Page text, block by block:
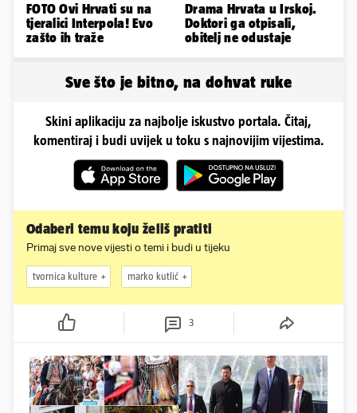
FOTO Ovi Hrvati su na
tjeralici Interpola! Evo
zašto ih traže
Drama Hrvata u Irskoj.
Doktori ga otpisali,
obitelj ne odustaje
Sve što je bitno, na dohvat ruke
Skini aplikaciju za najbolje iskustvo portala. Čitaj,
komentiraj i budi uvijek u toku s najnovijim vijestima.
Odaberi temu koju želiš pratiti
Primaj sve nove vijesti o temi i budi u tijeku
tvornica kulture marko kutlić
3